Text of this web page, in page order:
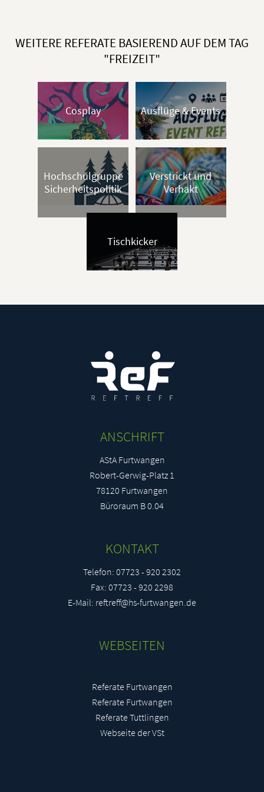
WEITERE REFERATE BASIEREND AUF DEM TAG
"FREIZEIT"
Cosplay Ausflüge & Events
Hochschulgruppe
Sicherheitspolitik
Verstrickt und
Verhakt
Tischkicker
ANSCHRIFT
AStA Furtwangen
Robert-Gerwig-Platz 1
78120 Furtwangen
Büroraum B 0.04
KONTAKT
Telefon: 07723 - 920 2302
Fax: 07723 - 920 2298
E-Mail: reftreff@hs-furtwangen.de
WEBSEITEN
Referate Furtwangen
Referate Furtwangen
Referate Tuttlingen
Webseite der VSt